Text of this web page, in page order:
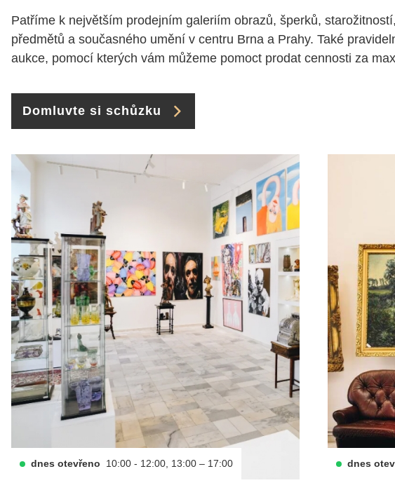
Patříme k největším prodejním galeriím obrazů, šperků,
předmětů a současného umění v centru Brna a Prahy. Také
aukce, pomocí kterých vám můžeme pomoct prodat cennosti za
Domluvte si schůzku
dnes otevřeno 10:00 - 12:00, 13:00 – 17:00 dnes